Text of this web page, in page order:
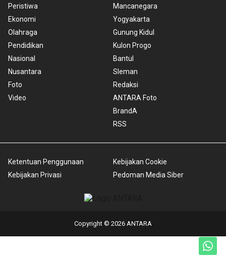
Peristiwa
Ekonomi
Olahraga
Pendidikan
Nasional
Nusantara
Foto
Video
Mancanegara
Yogyakarta
Gunung Kidul
Kulon Progo
Bantul
Sleman
Redaksi
ANTARA Foto
BrandA
RSS
Ketentuan Penggunaan
Kebijakan Privasi
Kebijakan Cookie
Pedoman Media Siber
Copyright © 2026 ANTARA